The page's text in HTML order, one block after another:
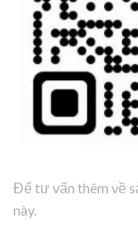
Để tư vấn thêm về
này.